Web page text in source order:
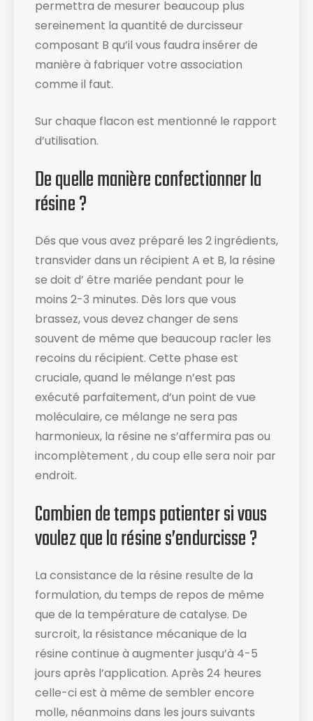
permettra de mesurer beaucoup plus
sereinement la quantité de durcisseur
composant B qu’il vous faudra insérer de
manière à fabriquer votre association
comme il faut.
Sur chaque flacon est mentionné le rapport
d’utilisation​.
De quelle manière confectionner la
résine ?
Dés que vous avez préparé les 2 ingrédients,
transvider dans un récipient A et B, la résine
se doit d’ être mariée pendant pour le
moins 2-3 minutes. Dès lors que vous
brassez, vous devez changer de sens
souvent de même que beaucoup racler les
recoins du récipient​. Cette phase est
cruciale, quand le mélange n’est pas
exécuté parfaitement, d’un point de vue
moléculaire, ce mélange ne sera pas
harmonieux, la résine ne s’affermira pas ou
incomplètement , du coup elle sera noir par
endroit.
Combien de temps patienter si vous
voulez que la résine s’endurcisse ?
La consistance de la résine resulte de la
formulation, du temps de repos de même
que de la température de catalyse. De
surcroit, la résistance mécanique de la
résine continue à augmenter jusqu’à 4-5
jours après l’application. Après 24 heures
celle-ci est à même de sembler encore
molle, néanmoins dans les jours suivants